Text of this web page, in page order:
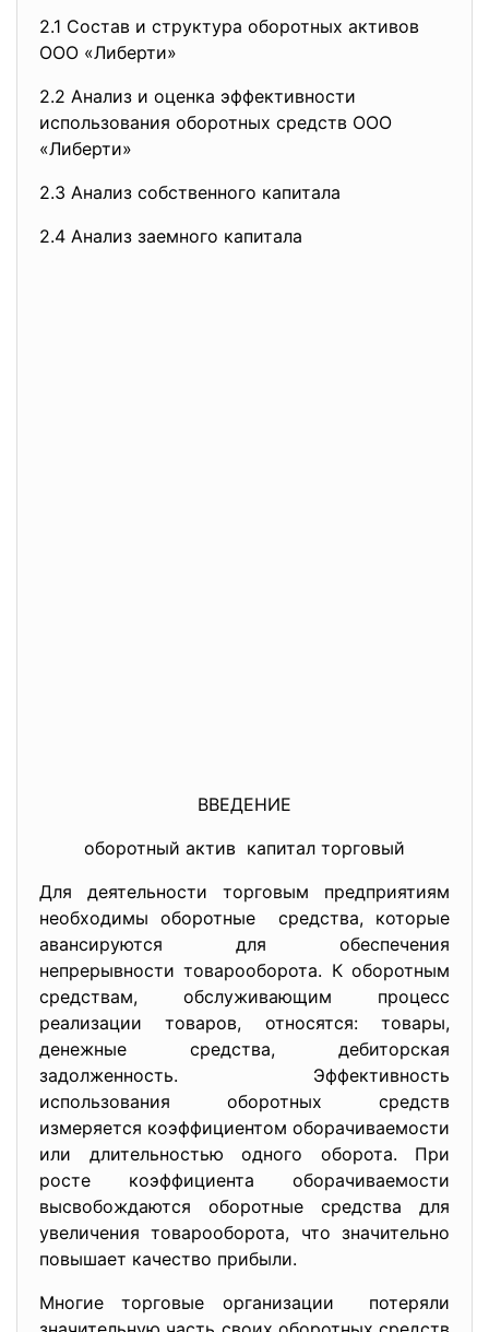
2.1 Состав и структура оборотных активов
ООО «Либерти»
2.2 Анализ и оценка эффективности
использования оборотных средств ООО
«Либерти»
2.3 Анализ собственного капитала
2.4 Анализ заемного капитала
ВВЕДЕНИЕ
оборотный актив капитал торговый
Для деятельности торговым предприятиям
необходимы оборотные средства, которые
авансируются для обеспечения
непрерывности товарооборота. К оборотным
средствам, обслуживающим процесс
реализации товаров, относятся: товары,
денежные средства, дебиторская
задолженность. Эффективность
использования оборотных средств
измеряется коэффициентом оборачиваемости
или длительностью одного оборота. При
росте коэффициента оборачиваемости
высвобождаются оборотные средства для
увеличения товарооборота, что значительно
повышает качество прибыли.
Многие торговые организации потеряли